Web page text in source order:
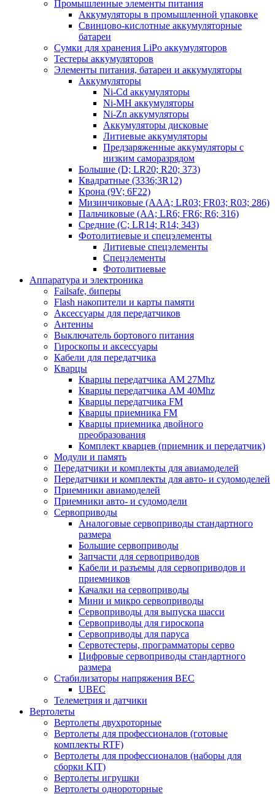
Промышленные элементы питания
Аккумуляторы в промышленной упаковке
Свинцово-кислотные аккумуляторные
батареи
Сумки для хранения LiPo аккумуляторов
Тестеры аккумуляторов
Элементы питания, батареи и аккумуляторы
Аккумуляторы
Ni-Cd аккумуляторы
Ni-MH аккумуляторы
Ni-Zn аккумуляторы
Аккумуляторы дисковые
Литиевые аккумуляторы
Предзаряженные аккумуляторы с
низким саморазрядом
Большие (D; LR20; R20; 373)
Квадратные (3336;3R12)
Крона (9V; 6F22)
Мизинчиковые (AAA; LR03; FR03; R03; 286)
Пальчиковые (AA; LR6; FR6; R6; 316)
Средние (C; LR14; R14; 343)
Фотолитиевые и спецэлементы
Литиевые спецэлементы
Спецэлементы
Фотолитиевые
Аппаратура и электроника
Failsafe, биперы
Flash накопители и карты памяти
Аксессуары для передатчиков
Антенны
Выключатель бортового питания
Гироскопы и аксессуары
Кабели для передатчика
Кварцы
Кварцы передатчика AM 27Mhz
Кварцы передатчика AM 40Mhz
Кварцы передатчика FM
Кварцы приемника FM
Кварцы приемника двойного
преобразования
Комплект кварцев (приемник и передатчик)
Модули и память
Передатчики и комплекты для авиамоделей
Передатчики и комплекты для авто- и судомоделей
Приемники авиамоделей
Приемники авто- и судомодели
Сервоприводы
Аналоговые сервоприводы стандартного
размера
Большие сервоприводы
Запчасти для сервоприводов
Кабели и разъемы для сервоприводов и
приемников
Качалки на сервоприводы
Мини и микро сервоприводы
Сервоприводы для выпуска шасси
Сервоприводы для гироскопа
Сервоприводы для паруса
Сервотестеры, программаторы серво
Цифровые сервоприводы стандартного
размера
Стабилизаторы напряжения BEC
UBEC
Телеметрия и датчики
Вертолеты
Вертолеты двухроторные
Вертолеты для профессионалов (готовые
комплекты RTF)
Вертолеты для профессионалов (наборы для
сборки KIT)
Вертолеты игрушки
Вертолеты однороторные